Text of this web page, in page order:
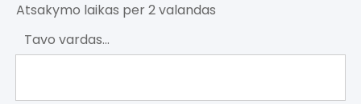
Atsakymo laikas per 2 valandas
Tavo vardas...